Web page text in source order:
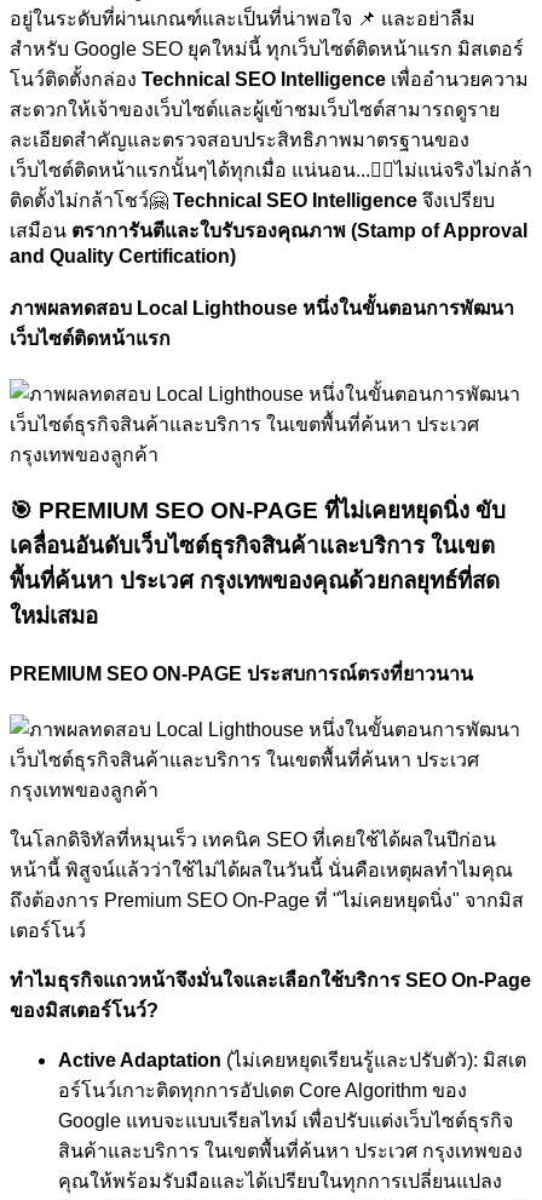
อยู่ในระดับที่ผ่านเกณฑ์และเป็นที่น่าพอใจ 📌 และอย่าลืม
สำหรับ Google SEO ยุคใหม่นี้ ทุกเว็บไซต์ติดหน้าแรก มิสเตอร์
โนว์ติดตั้งกล่อง Technical SEO Intelligence เพื่ออำนวยความ
สะดวกให้เจ้าของเว็บไซต์และผู้เข้าชมเว็บไซต์สามารถดูราย
ละเอียดสำคัญและตรวจสอบประสิทธิภาพมาตรฐานของ
เว็บไซต์ติดหน้าแรกนั้นๆได้ทุกเมื่อ แน่นอน...🏋🏼ไม่แน่จริงไม่กล้า
ติดตั้งไม่กล้าโชว์🤗 Technical SEO Intelligence จึงเปรียบ
เสมือน ตราการันตีและใบรับรองคุณภาพ (Stamp of Approval
and Quality Certification)
ภาพผลทดสอบ Local Lighthouse หนึ่งในขั้นตอนการพัฒนา
เว็บไซต์ติดหน้าแรก
🎯 PREMIUM SEO ON-PAGE ที่ไม่เคยหยุดนิ่ง ขับ
เคลื่อนอันดับเว็บไซต์ธุรกิจสินค้าและบริการ ในเขต
พื้นที่ค้นหา ประเวศ กรุงเทพของคุณด้วยกลยุทธ์ที่สด
ใหม่เสมอ
PREMIUM SEO ON-PAGE ประสบการณ์ตรงที่ยาวนาน
ในโลกดิจิทัลที่หมุนเร็ว เทคนิค SEO ที่เคยใช้ได้ผลในปีก่อน
หน้านี้ พิสูจน์แล้วว่าใช้ไม่ได้ผลในวันนี้ นั่นคือเหตุผลทำไมคุณ
ถึงต้องการ Premium SEO On-Page ที่ "ไม่เคยหยุดนิ่ง" จากมิส
เตอร์โนว์
ทำไมธุรกิจแถวหน้าจึงมั่นใจและเลือกใช้บริการ SEO On-Page
ของมิสเตอร์โนว์?
Active Adaptation (ไม่เคยหยุดเรียนรู้และปรับตัว): มิสเต
อร์โนว์เกาะติดทุกการอัปเดต Core Algorithm ของ
Google แทบจะแบบเรียลไทม์ เพื่อปรับแต่งเว็บไซต์ธุรกิจ
สินค้าและบริการ ในเขตพื้นที่ค้นหา ประเวศ กรุงเทพของ
คุณให้พร้อมรับมือและได้เปรียบในทุกการเปลี่ยนแปลง